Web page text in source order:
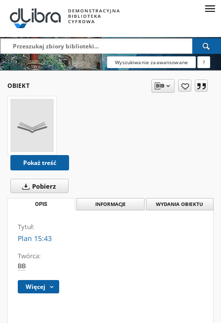
Wyszukiwanie zaawansowane ?
OBIEKT
Pokaż treść
Pobierz
OPIS INFORMACJE WYDANIA OBIEKTU
Tytuł:
Plan 15:43
Twórca:
BB
Więcej